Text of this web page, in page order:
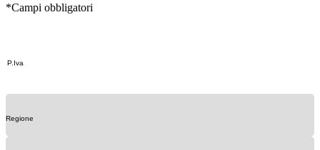
*Campi obbligatori